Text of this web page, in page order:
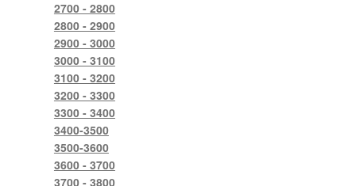
2700 - 2800
2800 - 2900
2900 - 3000
3000 - 3100
3100 - 3200
3200 - 3300
3300 - 3400
3400-3500
3500-3600
3600 - 3700
3700 - 3800